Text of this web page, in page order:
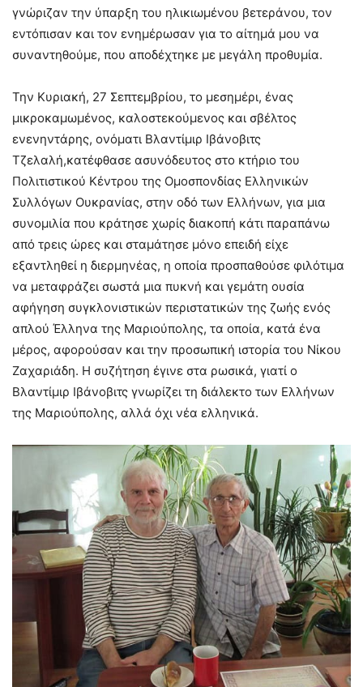
γνώριζαν την ύπαρξη του ηλικιωμένου βετεράνου, τον
εντόπισαν και τον ενημέρωσαν για το αίτημά μου να
συναντηθούμε, που αποδέχτηκε με μεγάλη προθυμία.
Την Κυριακή, 27 Σεπτεμβρίου, το μεσημέρι, ένας
μικροκαμωμένος, καλοστεκούμενος και σβέλτος
ενενηντάρης, ονόματι Βλαντίμιρ Ιβάνοβιτς
Τζελαλή,κατέφθασε ασυνόδευτος στο κτήριο του
Πολιτιστικού Κέντρου της Ομοσπονδίας Ελληνικών
Συλλόγων Ουκρανίας, στην οδό των Ελλήνων, για μια
συνομιλία που κράτησε χωρίς διακοπή κάτι παραπάνω
από τρεις ώρες και σταμάτησε μόνο επειδή είχε
εξαντληθεί η διερμηνέας, η οποία προσπαθούσε φιλότιμα
να μεταφράζει σωστά μια πυκνή και γεμάτη ουσία
αφήγηση συγκλονιστικών περιστατικών της ζωής ενός
απλού Έλληνα της Μαριούπολης, τα οποία, κατά ένα
μέρος, αφορούσαν και την προσωπική ιστορία του Νίκου
Ζαχαριάδη. Η συζήτηση έγινε στα ρωσικά, γιατί ο
Βλαντίμιρ Ιβάνοβιτς γνωρίζει τη διάλεκτο των Ελλήνων
της Μαριούπολης, αλλά όχι νέα ελληνικά.